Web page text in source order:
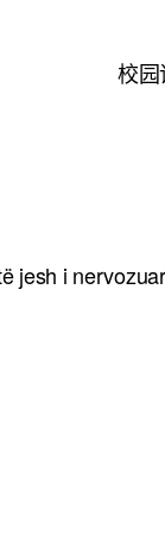
校
jesh i nervozuar